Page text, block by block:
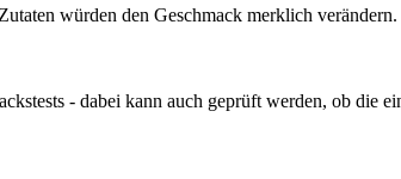
würden den Geschmack merklich verändern.
- dabei kann auch geprüft werden, ob die